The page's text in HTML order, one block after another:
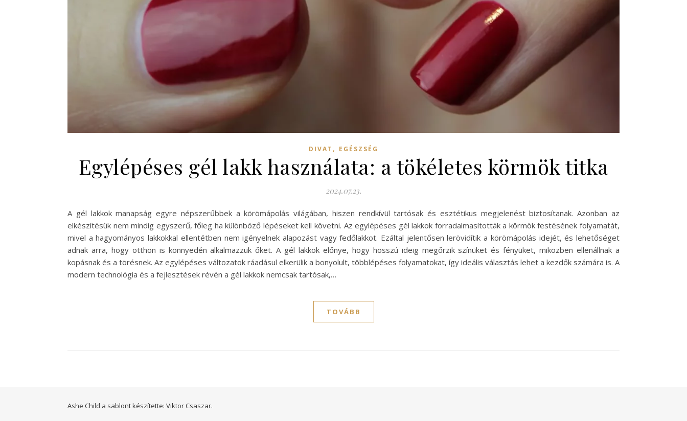
DIVAT , EGÉSZSÉG
Egylépéses gél lakk használata: a tökéletes körmök titka
2024.07.23.
A gél lakkok manapság egyre népszerűbbek a körömápolás világában, hiszen rendkívül tartósak és esztétikus megjelenést biztosítanak. Azonban az
elkészítésük nem mindig egyszerű, főleg ha különböző lépéseket kell követni. Az egylépéses gél lakkok forradalmasították a körmök festésének folyamatát,
mivel a hagyományos lakkokkal ellentétben nem igényelnek alapozást vagy fedőlakkot. Ezáltal jelentősen lerövidítik a körömápolás idejét, és lehetőséget
adnak arra, hogy otthon is könnyedén alkalmazzuk őket. A gél lakkok előnye, hogy hosszú ideig megőrzik színüket és fényüket, miközben ellenállnak a
kopásnak és a törésnek. Az egylépéses változatok ráadásul elkerülik a bonyolult, többlépéses folyamatokat, így ideális választás lehet a kezdők számára is. A
modern technológia és a fejlesztések révén a gél lakkok nemcsak tartósak,…
TOVÁBB
Ashe Child a sablont készítette: Viktor Csaszar.